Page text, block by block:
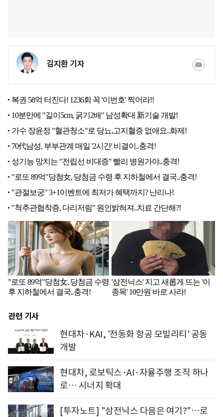
김지환 기자
관련 기사
현대차·KAI, '전동화 항공 모빌리티' 공동
개발
현대차, 로보틱스·AI·자율주행 조직 하나
로… 시너지 확대
[투자노트] "삼전닉스 다음은 여기?"…로